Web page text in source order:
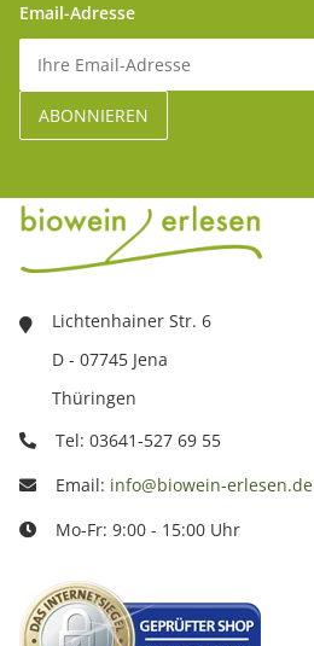
Email-Adresse
Lichtenhainer Str. 6
D - 07745 Jena
Thüringen
Tel: 03641-527 69 55
Email: info@biowein-erlesen.de
Mo-Fr: 9:00 - 15:00 Uhr